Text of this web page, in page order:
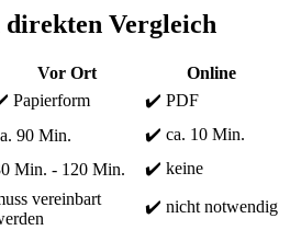
Vergleich
Vor Ort
Online
Papierform
✔️ PDF
90 Min.
✔️ ca. 10 Min.
Min. - 120 Min. ✔️ keine
vereinbart
✔️ nicht notwendig